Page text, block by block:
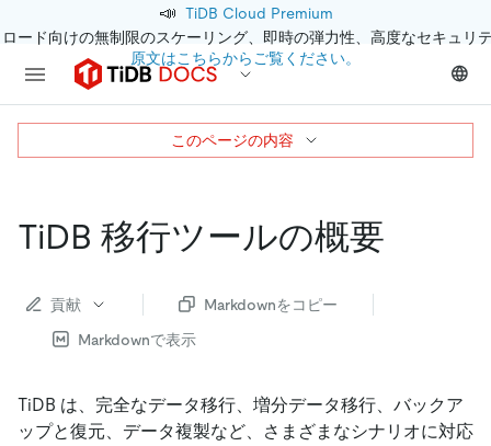
📣 TiDB Cloud Premium
ード向けの無制限のスケーリング、即時の弾力性、高度なセキュリ
原文はこちらからご覧ください。
TiDB 移行ツールの概要
貢献
Markdownをコピー
Markdownで表示
TiDB は、完全なデータ移行、増分データ移行、バックア
ップと復元、データ複製など、さまざまなシナリオに対応
このページの内容